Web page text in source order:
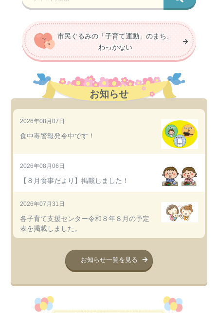
市民ぐるみの「子育て運動」のまち、
わっかない
お知らせ
2026年08月07日
食中毒警報発令中です！
2026年08月06日
【８月食事だより】掲載しました！
2026年07月31日
各子育て支援センター令和８年８月の予定
表を掲載しました。
お知らせ一覧を見る